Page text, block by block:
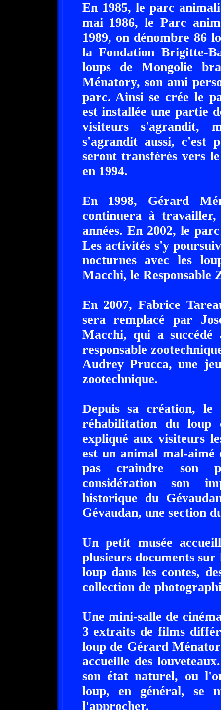
En 1985, le parc
mai 1986, le Parc
1989, on dénombre 86
la Fondation Brigitte-
loups de Mongolie
Ménatory, son ami
parc. Ainsi se crée le
est installée une partie
visiteurs s'agrandit,
s'agrandit aussi, c'est
seront transférés vers
en 1994.
En 1998, Gérard
continuera à
années. En 2002, le
Les activités s'y
nocturnes avec les
Macchi, le Responsable
En 2007, Fabrice
sera remplacé par
Macchi, qui a
responsable
Audrey Prucca, une
zootechnique.
Depuis sa création,
réhabilitation du
expliqué aux visiteurs
est un animal mal-
pas craindre son
considération son
historique du
Gévaudan, une section
Un petit musée
plusieurs documents
loup dans les contes,
collection de
Une mini-salle de
3 extraits de films
loup de Gérard
accueille des
son état naturel, ou
loup, en général, se
l'approcher.